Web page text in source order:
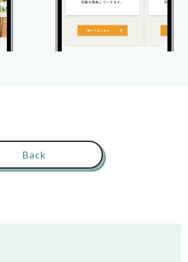
Back